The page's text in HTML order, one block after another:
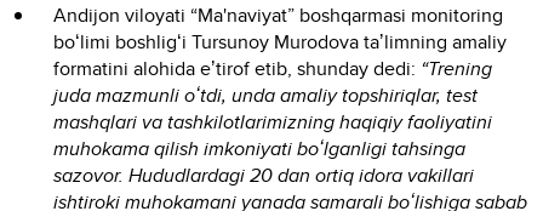
Andijon viloyati “Ma'naviyat” boshqarmasi monitoring
boʻlimi boshligʻi Tursunoy Murodova taʼlimning amaliy
formatini alohida eʼtirof etib, shunday dedi: “Trening
juda mazmunli oʻtdi, unda amaliy topshiriqlar, test
mashqlari va tashkilotlarimizning haqiqiy faoliyatini
muhokama qilish imkoniyati boʻlganligi tahsinga
sazovor. Hududlardagi 20 dan ortiq idora vakillari
ishtiroki muhokamani yanada samarali boʻlishiga sabab